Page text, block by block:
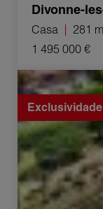
Divonne-
Casa 281
1 495 000 €
Venda Casa
Exclusividade